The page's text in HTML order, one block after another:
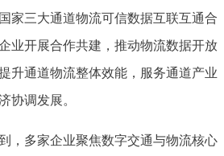
家三大通道物流可信数据互联互通合
业开展合作共建，推动物流数据开放
升通道物流整体效能，服务通道产业
协调发展。
，多家企业聚焦数字交通与物流核心